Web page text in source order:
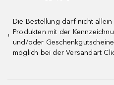
¹
Die Bestellung darf nicht
Produkten mit der
und/oder
möglich bei der Versandart